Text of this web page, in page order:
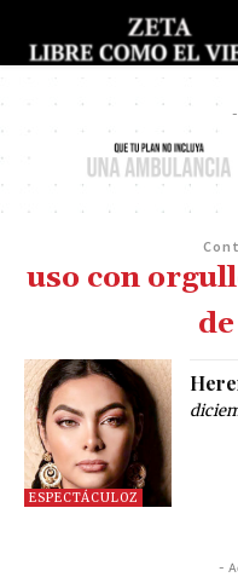
uso con
ESPECTÁCULOZ
-